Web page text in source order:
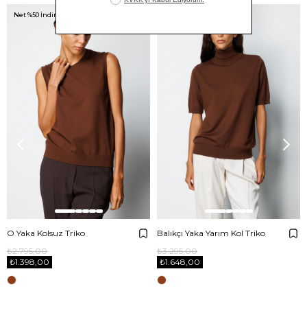
O Yaka Kolsuz Triko
₺1.398,00
₺2.795,00
Net %50 İndirim!
Balıkçı Yaka Yarım Kol Triko
₺1.648,00
₺3.295,00